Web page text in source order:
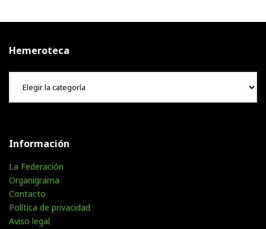
Hemeroteca
Hemeroteca
Información
La Federación
Organigrama
Contacto
Política de privacidad
Aviso legal